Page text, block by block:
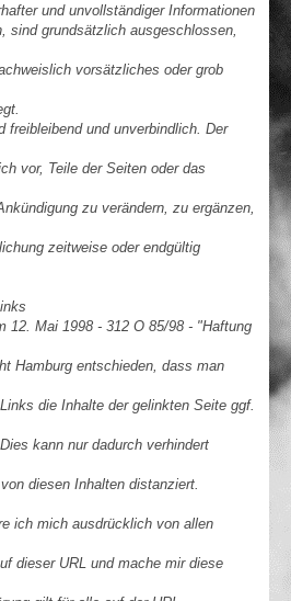
und unvollständiger Informationen
grundsätzlich ausgeschlossen,
vorsätzliches oder grob
und unverbindlich. Der
Teile der Seiten oder das
zu verändern, zu ergänzen,
zeitweise oder endgültig
Mai 1998 - 312 O 85/98 - "Haftung
entschieden, dass man
die Inhalte der gelinkten Seite ggf.
kann nur dadurch verhindert
Inhalten distanziert.
mich ausdrücklich von allen
URL und mache mir diese